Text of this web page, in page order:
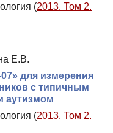
(2013. Том 2.
Е.В.
для измерения
с типичным
аутизмом
(2013. Том 2.